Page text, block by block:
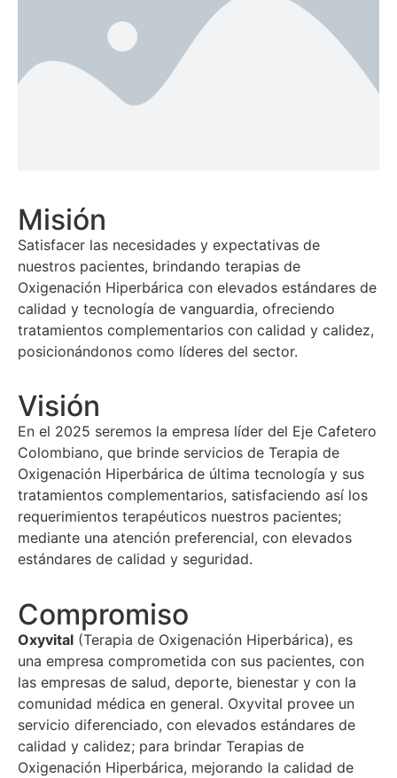
Misión
Satisfacer las necesidades y expectativas de
nuestros pacientes, brindando terapias de
Oxigenación Hiperbárica con elevados estándares de
calidad y tecnología de vanguardia, ofreciendo
tratamientos complementarios con calidad y calidez,
posicionándonos como líderes del sector.
Visión
En el 2025 seremos la empresa líder del Eje Cafetero
Colombiano, que brinde servicios de Terapia de
Oxigenación Hiperbárica de última tecnología y sus
tratamientos complementarios, satisfaciendo así los
requerimientos terapéuticos nuestros pacientes;
mediante una atención preferencial, con elevados
estándares de calidad y seguridad.
Compromiso
Oxyvital (Terapia de Oxigenación Hiperbárica), es
una empresa comprometida con sus pacientes, con
las empresas de salud, deporte, bienestar y con la
comunidad médica en general. Oxyvital provee un
servicio diferenciado, con elevados estándares de
calidad y calidez; para brindar Terapias de
Oxigenación Hiperbárica, mejorando la calidad de